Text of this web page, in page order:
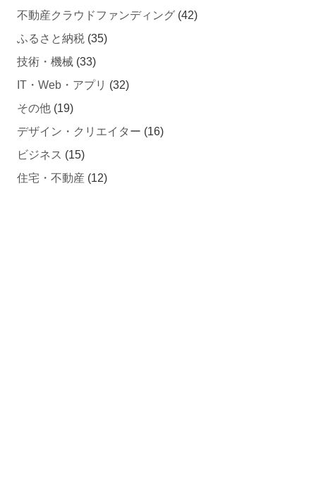
不動産クラウドファンディング (42)
ふるさと納税 (35)
技術・機械 (33)
IT・Web・アプリ (32)
その他 (19)
デザイン・クリエイター (16)
ビジネス (15)
住宅・不動産 (12)